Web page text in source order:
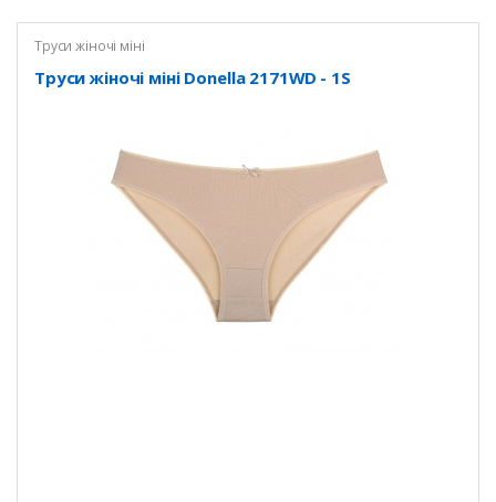
Труси жіночі міні
Труси жіночі міні Donella 2171WD - 1S